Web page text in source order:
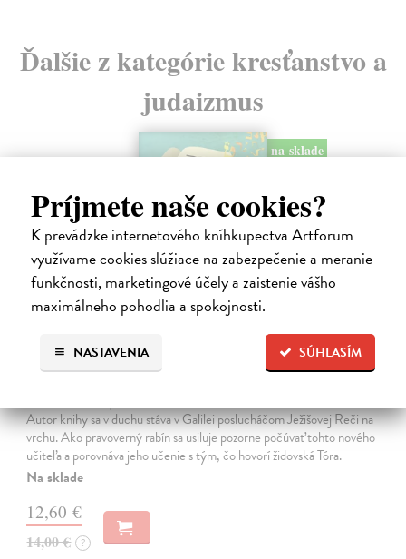
Príjmete naše cookies?
K prevádzke internetového kníhkupectva Artforum
využívame cookies slúžiace na zabezpečenie a meranie
funkčnosti, marketingové účely a zaistenie vášho
maximálneho pohodlia a spokojnosti.
SÚHLASÍM
NASTAVENIA
Ďalšie z kategórie kresťanstvo a
judaizmus
na sklade
Rabín sa rozpráva s Ježišom
Autor knihy sa v duchu stáva v Galilei poslucháčom Ježišovej Reči na
vrchu. Ako pravoverný rabín sa usiluje pozorne počúvať tohto nového
učiteľa a porovnáva jeho učenie s tým, čo hovorí židovská Tóra.
Na sklade
12,60 €
14,00 € ?